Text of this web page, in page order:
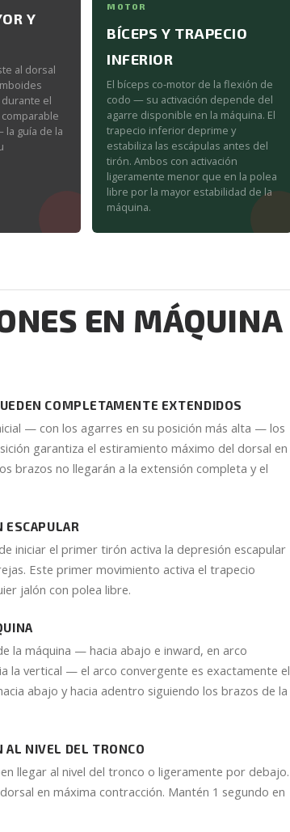
Y
al dorsal
el
la guía de la
MOTOR
BÍCEPS Y TRAPECIO
INFERIOR
El bíceps co-motor de la flexión de
codo — su activación depende del
agarre disponible en la máquina. El
trapecio inferior deprime y
estabiliza las escápulas antes del
tirón. Ambos con activación
ligeramente menor que en la polea
libre por la mayor estabilidad de la
máquina.
EN MÁQUINA
COMPLETAMENTE EXTENDIDOS
— con los agarres en su posición más alta — los
garantiza el estiramiento máximo del dorsal en
brazos no llegarán a la extensión completa y el
ESCAPULAR
iniciar el primer tirón activa la depresión escapular
Este primer movimiento activa el trapecio
jalón con polea libre.
la máquina — hacia abajo e inward, en arco
la vertical — el arco convergente es exactamente el
abajo y hacia adentro siguiendo los brazos de la
NIVEL DEL TRONCO
llegar al nivel del tronco o ligeramente por debajo.
en máxima contracción. Mantén 1 segundo en